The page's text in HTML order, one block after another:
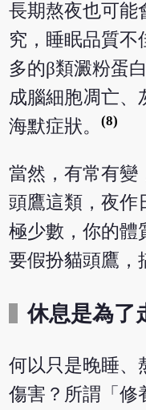
長期熬夜也可能
究，睡眠品質不
多的β類澱粉蛋
成腦細胞凋亡、
海默症狀。(8)
當然，有常有變
頭鷹這類，夜作
極少數，你的體
要假扮貓頭鷹，
休息是為了
何以只是晚睡、
傷害？所謂「修